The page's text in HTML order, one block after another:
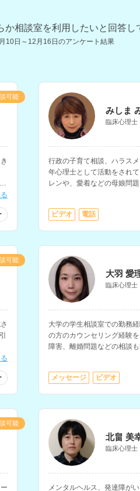
か相談室を利用したいと回答し
10日～12月16日 のアンケート結果
可能
みしま
臨床心理士
行政の子育て相談、ハラス
年心理士として活動をされ
レンや、愛着などの母娘問
す。講師経験もお持ちで心
ビデオ 電話
可能
大羽 愛
臨床心理士
大学の学生相談室での勤務
の方のカウンセリング経験
障害、離婚問題などの相談
メッセージ ビデオ
可能
北畠 美
臨床心理士
メンタルヘルス、発達障が